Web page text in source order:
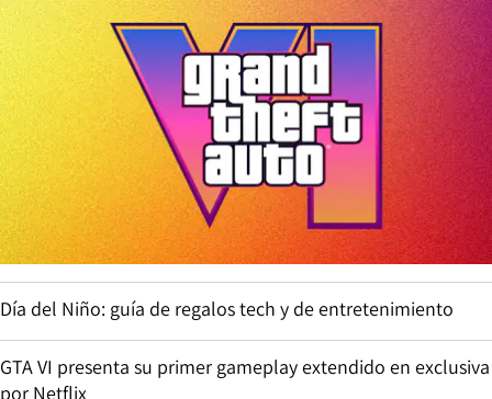
Día del Niño: guía de regalos tech y de entretenimiento
GTA VI presenta su primer gameplay extendido en exclusiva
por Netflix